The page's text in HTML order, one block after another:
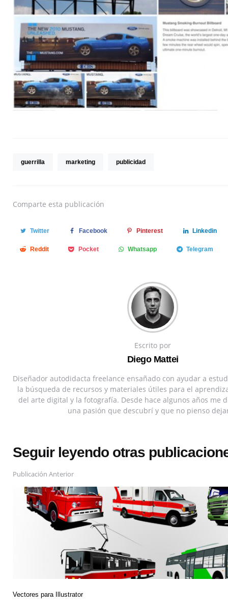
guerrilla marketing publicidad
Comparte esta publicación
Twitter Facebook Pinterest Linkedin
Reddit Pocket Whatsapp Telegram
Escrito por
Diego Mattei
Diseñador autodidacta freelance ensañado con ayudar a
la búsqueda de recursos y materiales útiles para el
del arte digital y la fotografía. Desde hace algunos años me
una pasión que descubrí y que no pienso
Seguir leyendo otras
Publicación Anterior
Vectores para Illustrator